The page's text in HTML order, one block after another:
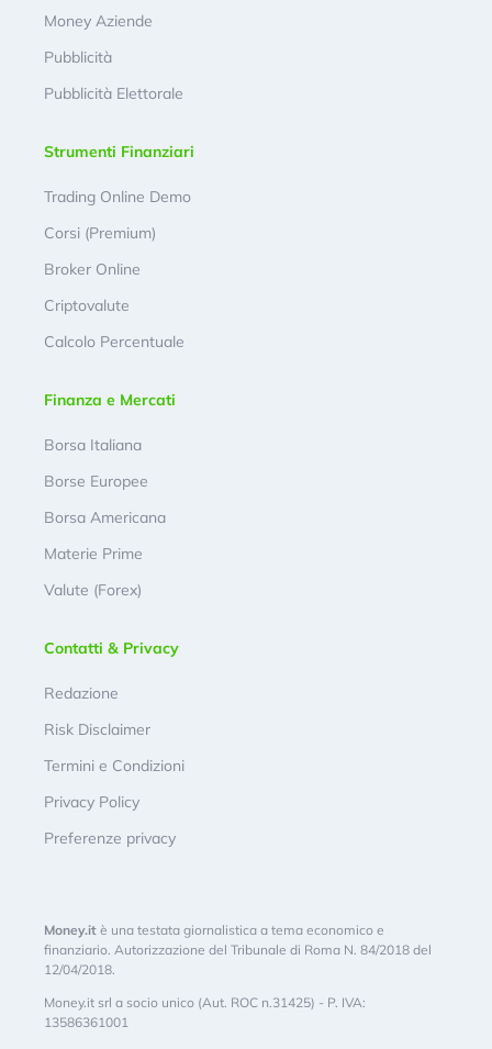
Money Aziende
Pubblicità
Pubblicità Elettorale
Strumenti Finanziari
Trading Online Demo
Corsi (Premium)
Broker Online
Criptovalute
Calcolo Percentuale
Finanza e Mercati
Borsa Italiana
Borse Europee
Borsa Americana
Materie Prime
Valute (Forex)
Contatti & Privacy
Redazione
Risk Disclaimer
Termini e Condizioni
Privacy Policy
Preferenze privacy
Money.it è una testata giornalistica a tema economico e
finanziario. Autorizzazione del Tribunale di Roma N. 84/2018 del
12/04/2018.
Money.it srl a socio unico (Aut. ROC n.31425) - P. IVA:
13586361001